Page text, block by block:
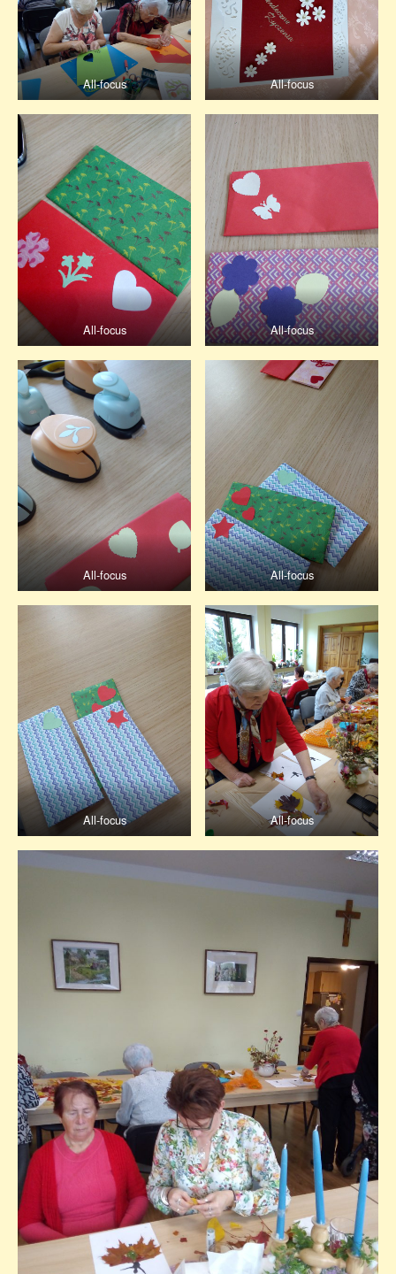
All-focus All-focus
All-focus All-focus
All-focus All-focus
All-focus All-focus